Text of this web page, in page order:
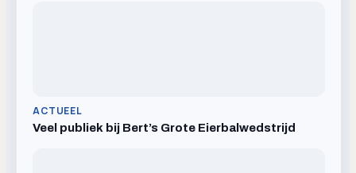
ACTUEEL
Veel publiek bij Bert’s Grote Eierbalwedstrijd